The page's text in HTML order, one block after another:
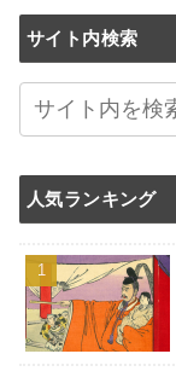
サイト内検索
人気ランキング